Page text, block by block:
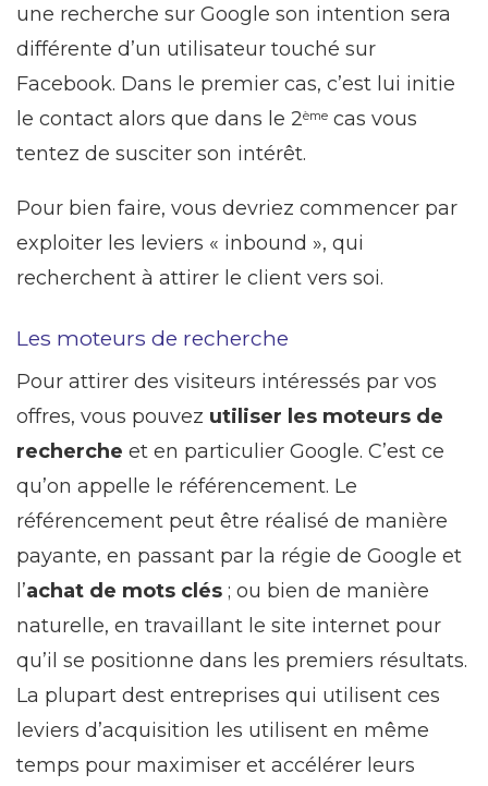
une recherche sur Google son intention sera
différente d’un utilisateur touché sur
Facebook. Dans le premier cas, c’est lui initie
le contact alors que dans le 2ème cas vous
tentez de susciter son intérêt.
Pour bien faire, vous devriez commencer par
exploiter les leviers « inbound », qui
recherchent à attirer le client vers soi.
Les moteurs de recherche
Pour attirer des visiteurs intéressés par vos
offres, vous pouvez utiliser les moteurs de
recherche et en particulier Google. C’est ce
qu’on appelle le référencement. Le
référencement peut être réalisé de manière
payante, en passant par la régie de Google et
l’achat de mots clés ; ou bien de manière
naturelle, en travaillant le site internet pour
qu’il se positionne dans les premiers résultats.
La plupart dest entreprises qui utilisent ces
leviers d’acquisition les utilisent en même
temps pour maximiser et accélérer leurs